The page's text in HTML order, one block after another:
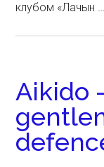
клубом «Лачын …
Aikido